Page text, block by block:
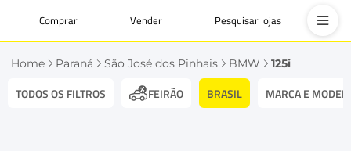
Comprar Vender Pesquisar lojas
Home Paraná São José dos Pinhais BMW 125i
TODOS OS FILTROS FEIRÃO BRASIL MARCA E